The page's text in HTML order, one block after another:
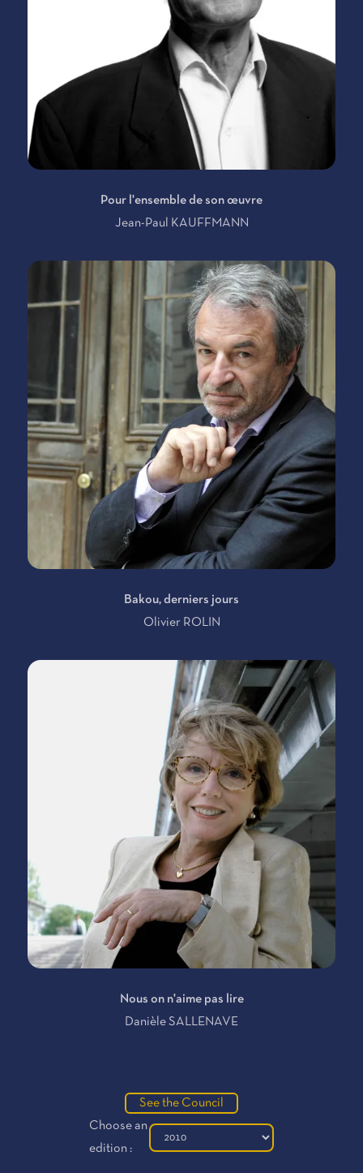
Pour l'ensemble de son œuvre
Jean-Paul KAUFFMANN
Bakou, derniers jours
Olivier ROLIN
Nous on n'aime pas lire
Danièle SALLENAVE
See the Council
Choose an
edition :